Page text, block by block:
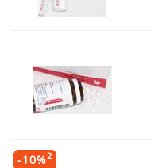
-10%2